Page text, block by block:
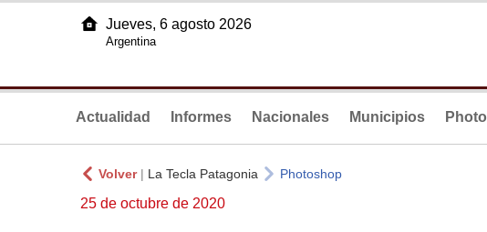
Jueves, 6 agosto 2026
Argentina
Actualidad Informes Nacionales Municipios
Volver| La Tecla Patagonia Photoshop
25 de octubre de 2020